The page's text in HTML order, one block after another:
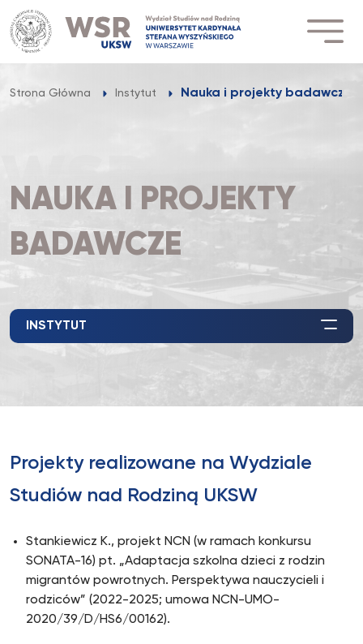
Przejdź
do
treści
Strona Główna Instytut Nauka i projekty badawcze
NAUKA I PROJEKTY
BADAWCZE
INSTYTUT
Projekty realizowane na Wydziale
Studiów nad Rodziną UKSW
Stankiewicz K., projekt NCN (w ramach konkursu
SONATA-16) pt. „Adaptacja szkolna dzieci z rodzin
migrantów powrotnych. Perspektywa nauczycieli i
rodziców” (2022-2025; umowa NCN-UMO-
2020/39/D/HS6/00162).